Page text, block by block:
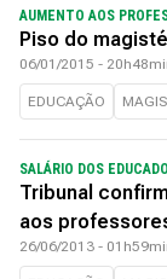
AUMENTO AOS
Piso do
06/01/2015 -
EDUCAÇÃO
SALÁRIO DOS
Tribunal
aos
26/06/2013 -